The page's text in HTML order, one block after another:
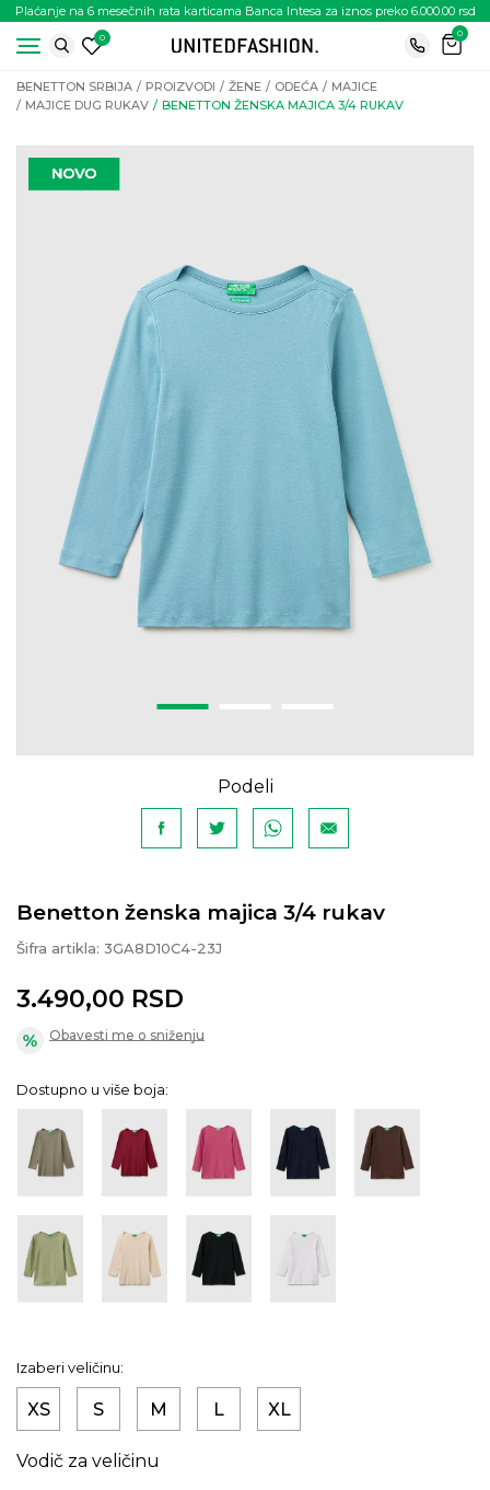
Plaćanje na 6 mesečnih rata karticama Banca Intesa za iznos preko 6.000.00 rsd
0
0
BENETTON SRBIJA PROIZVODI ŽENE ODEĆA
MAJICE
MAJICE DUG RUKAV
BENETTON ŽENSKA MAJICA 3/4 RUKAV
Podeli
Benetton ženska majica 3/4 rukav
Šifra artikla: 3GA8D10C4-23J
3.490,00 RSD
Obavesti me o sniženju
Dostupno u više boja:
Izaberi veličinu:
XS S M L XL
Vodič za veličinu